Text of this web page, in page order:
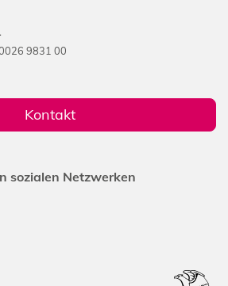
9831 00
Kontakt
sozialen Netzwerken